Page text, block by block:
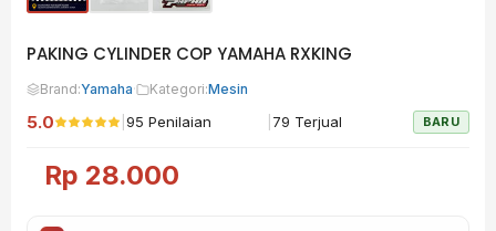
PAKING CYLINDER COP YAMAHA RXKING
Brand:Yamaha· Kategori:Mesin
5.0 95 Penilaian 79 Terjual BARU
Rp 28.000